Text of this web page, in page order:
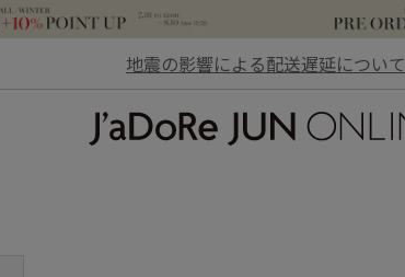
地震の影響による配送遅延について